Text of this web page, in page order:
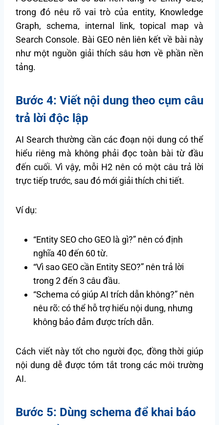
trong đó nêu rõ vai trò của entity, Knowledge
Graph, schema, internal link, topical map và
Search Console. Bài GEO nên liên kết về bài này
như một nguồn giải thích sâu hơn về phần nền
tảng.
Bước 4: Viết nội dung theo cụm câu
trả lời độc lập
AI Search thường cần các đoạn nội dung có thể
hiểu riêng mà không phải đọc toàn bài từ đầu
đến cuối. Vì vậy, mỗi H2 nên có một câu trả lời
trực tiếp trước, sau đó mới giải thích chi tiết.
Ví dụ:
“Entity SEO cho GEO là gì?” nên có định
nghĩa 40 đến 60 từ.
“Vì sao GEO cần Entity SEO?” nên trả lời
trong 2 đến 3 câu đầu.
“Schema có giúp AI trích dẫn không?” nên
nêu rõ: có thể hỗ trợ hiểu nội dung, nhưng
không bảo đảm được trích dẫn.
Cách viết này tốt cho người đọc, đồng thời giúp
nội dung dễ được tóm tắt trong các môi trường
AI.
Bước 5: Dùng schema để khai báo